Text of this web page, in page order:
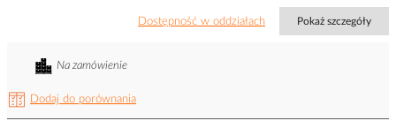
Dostępność w oddziałach Pokaż szczegóły
Dodaj do porównania
Na zamówienie